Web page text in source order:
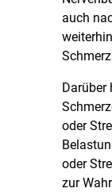
auch
Darüber
oder
oder
zur